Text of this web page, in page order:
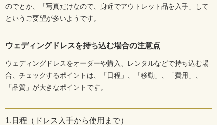
のでとか、「写真だけなので、身近でアウトレット品を入手」して
というご要望が多いようです。
ウェディングドレスを持ち込む場合の注意点
ウェディングドレスをオーダーや購入、レンタルなどで持ち込む場
合、チェックするポイントは、「日程」、「移動」、「費用」、
「品質」が大きなポイントです。
1.日程（ドレス入手から使用まで）